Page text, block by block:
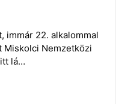
immár 22. alkalommal
Miskolci Nemzetközi
lá…